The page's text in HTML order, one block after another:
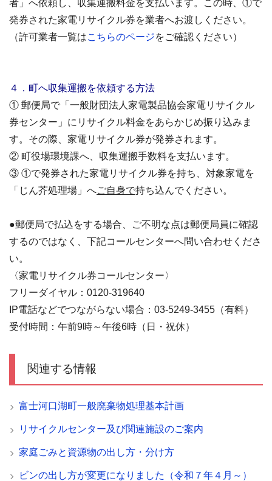
者」へ依頼し、収集運搬料金を支払います。この時、①で
発券された家電リサイクル券を業者へお渡しください。
（許可業者一覧はこちらのページをご確認ください）
４．町へ収集運搬を依頼する方法
① 郵便局で「一般財団法人家電製品協会家電リサイクル
券センター」にリサイクル料金をあらかじめ振り込みま
す。その際、家電リサイクル券が発券されます。
② 町役場環境課へ、収集運搬手数料を支払います。
③ ①で発券された家電リサイクル券を持ち、対象家電を
「じん芥処理場」へご自身で持ち込んでください。
●郵便局で払込をする場合、ご不明な点は郵便局員に確認
するのではなく、下記コールセンターへ問い合わせくださ
い。
〈家電リサイクル券コールセンター〉
フリーダイヤル：0120-319640
IP電話などでつながらない場合：03-5249-3455（有料）
受付時間：午前9時～午後6時（日・祝休）
関連する情報
富士河口湖町一般廃棄物処理基本計画
リサイクルセンター及び関連施設のご案内
家庭ごみと資源物の出し方・分け方
ビンの出し方が変更になりました（令和７年４月～）